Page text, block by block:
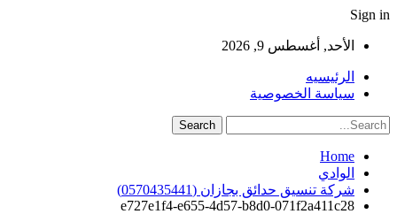
Sign in
الأحد, أغسطس 9, 2026
الرئيسيه
سياسة الخصوصية
Home
الوادي
شركة تنسيق حدائق بجازان (0570435441)
e727e1f4-e655-4d57-b8d0-071f2a411c28